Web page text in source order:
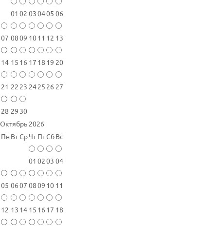
01 02 030405 06
07 0809 1011 12 13
14 15 16 17 18 19 20
21 22 23 2425 26 27
28 29 30
Октябрь 2026
Пн ВтСрЧт ПтСбВс
01 0203 04
05 0607 0809 10 11
12 13 14 15 16 17 18